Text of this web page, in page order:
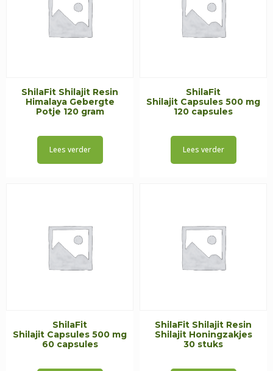
ShilaFit Shilajit Resin
Himalaya Gebergte
Potje 120 gram
Lees verder
ShilaFit
Shilajit Capsules 500 mg
120 capsules
Lees verder
ShilaFit
Shilajit Capsules 500 mg
60 capsules
ShilaFit Shilajit Resin
Shilajit Honingzakjes
30 stuks